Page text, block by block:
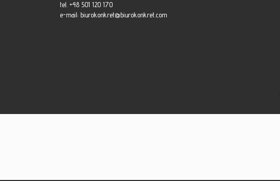
tel. +48 501 120 170
e-mail: biurokonkret@biurokonkret.com